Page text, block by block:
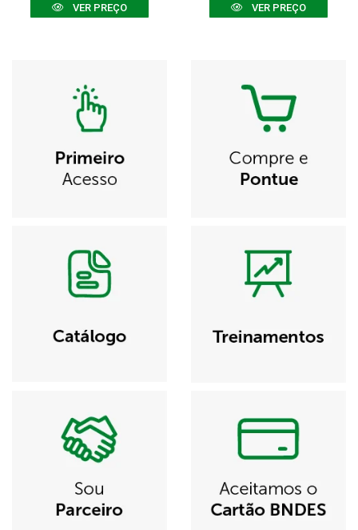
VER PREÇO VER PREÇO